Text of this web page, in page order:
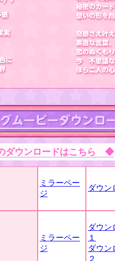
ダウンロードはこちら ◆
ミラーペー
ジ
ダウン
ミラーペー
ジ
ダウン
１
ダウン
２